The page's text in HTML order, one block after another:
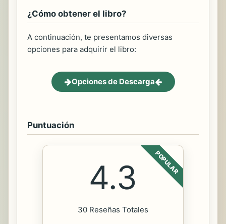
¿Cómo obtener el libro?
A continuación, te presentamos diversas
opciones para adquirir el libro:
Opciones de Descarga
Puntuación
POPULAR
4.3
30 Reseñas Totales